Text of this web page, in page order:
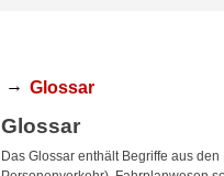
→ Glossar
Glossar
Das Glossar enthält Begriffe aus